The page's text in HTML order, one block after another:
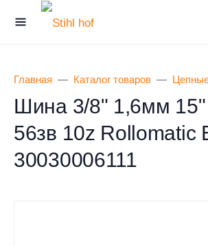
Главная Каталог товаров
Шина 3/8" 1,6мм
56зв 10z Rollomatic
30030006111